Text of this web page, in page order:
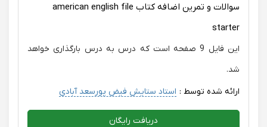
سوالات و تمرین اضافه کتاب american english file
starter
این فایل 9 صفحه است که درس به درس بارگذاری خواهد
شد.
ارائه شده توسط : استاد ستایش فیض پورسعد آبادی
دریافت رایگان